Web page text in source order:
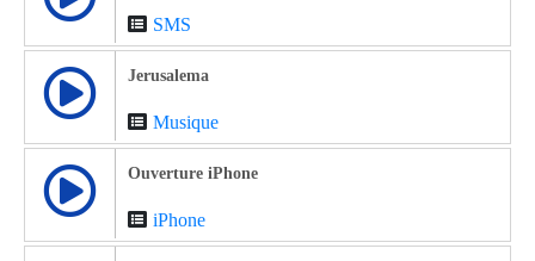
SMS
Jerusalema
Musique
Ouverture iPhone
iPhone